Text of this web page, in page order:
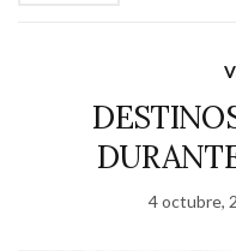
4 octubre,